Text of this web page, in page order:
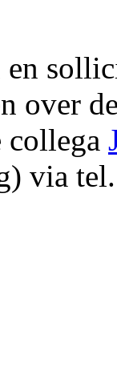
en
over
collega
via